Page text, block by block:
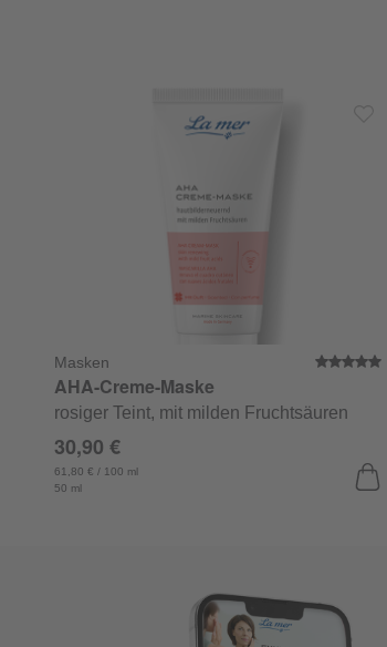
Masken
AHA-Creme-Maske
rosiger Teint, mit milden Fruchtsäuren
50 ml
61,80 € / 100 ml
30,90 €